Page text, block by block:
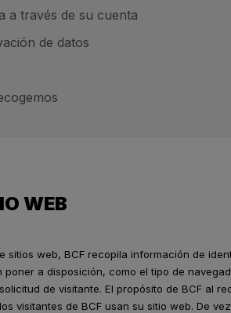
a través de su cuenta
de datos
WEB
sitios web, BCF recopila información de
a disposición, como el tipo de
de visitante. El propósito de BCF al
visitantes de BCF usan su sitio web. De